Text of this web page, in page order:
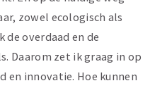
zowel ecologisch als
de overdaad en de
Daarom zet ik graag in op
en innovatie. Hoe kunnen